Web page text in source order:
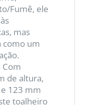
Fumê, ele
mas
como um
Com
de altura,
123 mm
toalheiro